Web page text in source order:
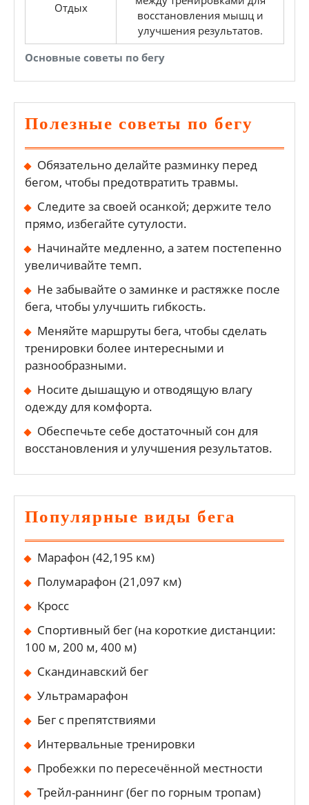
Основные советы по бегу
Отдых
восстановления мышц и
улучшения результатов.
Полезные советы по бегу
Обязательно делайте разминку перед
бегом, чтобы предотвратить травмы.
Следите за своей осанкой; держите тело
прямо, избегайте сутулости.
Начинайте медленно, а затем постепенно
увеличивайте темп.
Не забывайте о заминке и растяжке после
бега, чтобы улучшить гибкость.
Меняйте маршруты бега, чтобы сделать
тренировки более интересными и
разнообразными.
Носите дышащую и отводящую влагу
одежду для комфорта.
Обеспечьте себе достаточный сон для
восстановления и улучшения результатов.
Популярные виды бега
Марафон (42,195 км)
Полумарафон (21,097 км)
Кросс
Спортивный бег (на короткие дистанции:
100 м, 200 м, 400 м)
Скандинавский бег
Ультрамарафон
Бег с препятствиями
Интервальные тренировки
Пробежки по пересечённой местности
Трейл-раннинг (бег по горным тропам)